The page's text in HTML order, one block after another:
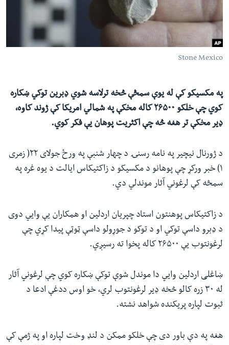
لټون
ځای
ته
له مونږ سره په تماس کې پاتې شئ
Stone Mexico
په مکسیکو کې له یوې سمڅې څخه ترلاسه شوي ډبرین توکي ښکاره
کوي چې خلکو ۲۶۵۰۰ کاله مخکې په شمالي امریکا کې ژوند کاوه،
ډیر مخکې تر هغه څه چې اکثریت پوهان یې فکر کوي.
د ژورنال نیچیر په نامه رسنۍ د چهار شنبې په ورځ جولای ۲۲( زمری
۱) خبر ورکړ چې پوهانو د مکسیکو د زاکتیکاس ایالت د یوه غره په
سمڅه کې لرغوني آثار موندلي دي.
د زاکتیکاس پوهنتون استاد چپریان اردلین او همکاران یې وايي دوی
د ډبرو داسې توکي او د توکو د جوړولو داسې ټوټې پیدا کړي چې
لرغونتوب یې ۲۶۵۰۰ کاله پخوا ته رسیږي.
ښاغلی اردلین وايي دا موندل شوې توکې ښکاره کوي چې لرغوني آثار
له ۳۰ زره کالو څخه ډیر لرغونتوب لري، خو اوس ددغې ادعا د
ثبوت لپاره پریکنده شواهد نشته.
هغه په دې باور دی چې خلکو ممکن د لنډ وخت لپاره او په ژمې کې